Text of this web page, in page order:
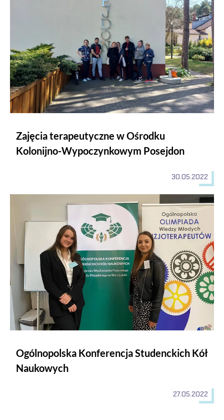
Zajęcia terapeutyczne w Ośrodku
Kolonijno-Wypoczynkowym Posejdon
30.05.2022
Ogólnopolska Konferencja Studenckich Kół
Naukowych
27.05.2022
Ogólnopolska Konferencja Studenckich Kół Naukowych